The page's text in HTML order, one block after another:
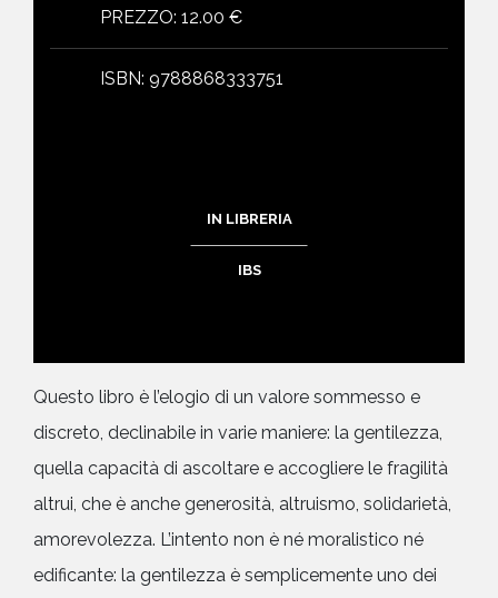
PREZZO: 12.00 €
ISBN: 9788868333751
IN LIBRERIA
IBS
Questo libro è l’elogio di un valore sommesso e
discreto, declinabile in varie maniere: la gentilezza,
quella capacità di ascoltare e accogliere le fragilità
altrui, che è anche generosità, altruismo, solidarietà,
amorevolezza. L’intento non è né moralistico né
edificante: la gentilezza è semplicemente uno dei